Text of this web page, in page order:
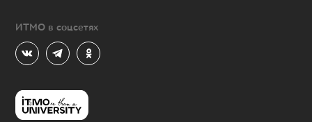
ИТМО в соцсетях